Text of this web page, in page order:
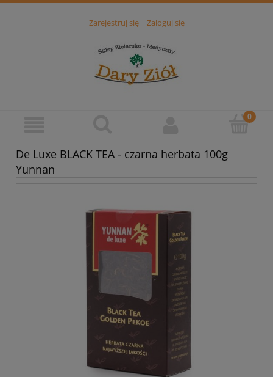
Zarejestruj się Zaloguj się
De Luxe BLACK TEA - czarna herbata 100g
Yunnan